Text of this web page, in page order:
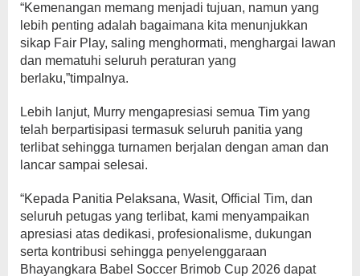
“Kemenangan memang menjadi tujuan, namun yang
lebih penting adalah bagaimana kita menunjukkan
sikap Fair Play, saling menghormati, menghargai lawan
dan mematuhi seluruh peraturan yang
berlaku,”timpalnya.
Lebih lanjut, Murry mengapresiasi semua Tim yang
telah berpartisipasi termasuk seluruh panitia yang
terlibat sehingga turnamen berjalan dengan aman dan
lancar sampai selesai.
“Kepada Panitia Pelaksana, Wasit, Official Tim, dan
seluruh petugas yang terlibat, kami menyampaikan
apresiasi atas dedikasi, profesionalisme, dukungan
serta kontribusi sehingga penyelenggaraan
Bhayangkara Babel Soccer Brimob Cup 2026 dapat